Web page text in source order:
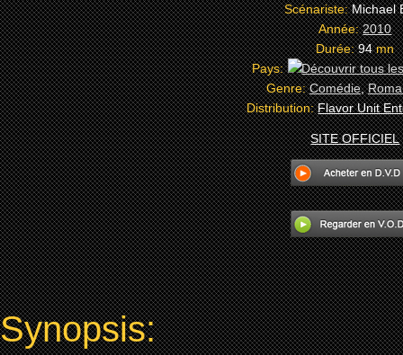
Scénariste:Michael
Année:2010
Durée:94mn
Pays:
Genre:Comédie,
Distribution:Flavor Unit
SITE OFFICIEL
Synopsis: